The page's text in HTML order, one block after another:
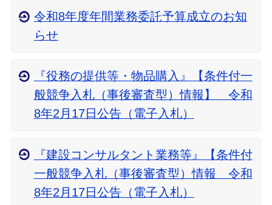
令和8年度年間業務委託予算成立のお知
らせ
『役務の提供等・物品購入』【条件付一
般競争入札（事後審査型）情報】 令和
8年2月17日公告（電子入札）
『建設コンサルタント業務等』【条件付
一般競争入札（事後審査型）情報 令和
8年2月17日公告（電子入札）